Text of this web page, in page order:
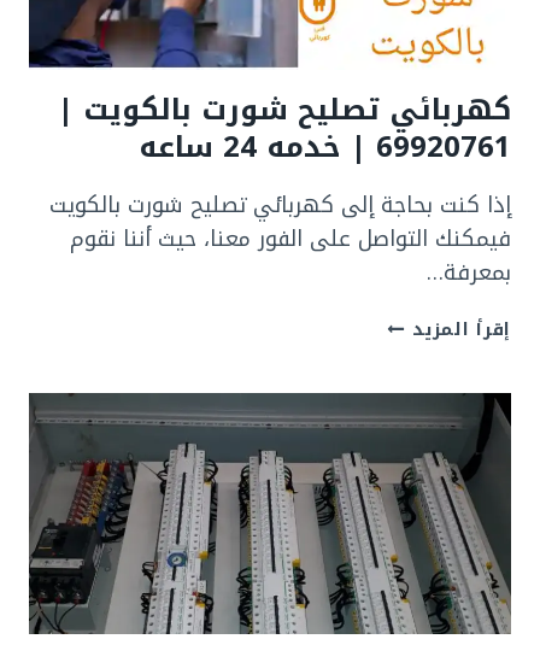
كهربائي تصليح شورت بالكويت |
69920761 | خدمه 24 ساعه
إذا كنت بحاجة إلى كهربائي تصليح شورت بالكويت
فيمكنك التواصل على الفور معنا، حيث أننا نقوم
بمعرفة…
إقرأ المزيد كهربائي
بالكويت
|
69920761
|
خدمه
24
ساعه